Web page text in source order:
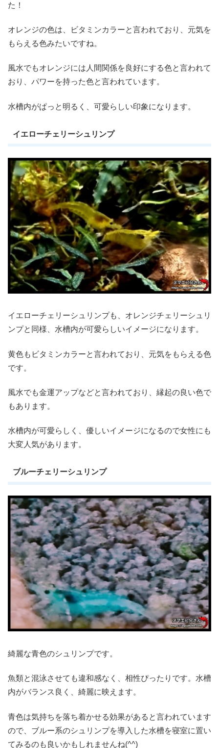
た！
オレンジの色は、ビタミンカラーと言われており、元気を
もらえる色みたいですね。
風水でもオレンジには人間関係を良好にする色と言われて
おり、パワーを持った色と言われています。
水槽内がぱっと明るく、可愛らしい印象になります。
イエローチェリーシュリンプ
イエローチェリーシュリンプも、オレンジチェリーシュリ
ンプと同様、水槽内が可愛らしいイメージになります。
黄色もビタミンカラーと言われており、元気をもらえる色
です。
風水でも金運アップなどと言われており、縁起の良い色で
もあります。
水槽内が可愛らしく、優しいイメージになるので女性にも
大変人気があります。
ブルーチェリーシュリンプ
綺麗な青色のシュリンプです。
魚類と混泳させても違和感なく、相性ぴったりです。水槽
内がバランス良く、綺麗に映えます。
青色は気持ちを落ち着かせる効果があると言われています
ので、ブルー系のシュリンプを導入した水槽を寝室に置い
てみるのも良いかもしれませんね(^^)